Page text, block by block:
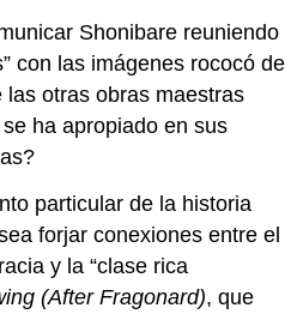
Shonibare reuniendo
con las imágenes rococó de
otras obras maestras
ha apropiado en sus
particular de la historia
forjar conexiones entre el
y la “clase rica
(After Fragonard), que